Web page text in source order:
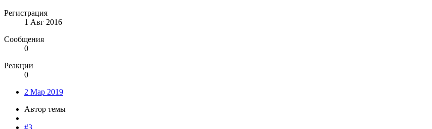
Регистрация
1 Авг 2016
Сообщения
0
Реакции
0
2 Мар 2019
Автор темы
#3